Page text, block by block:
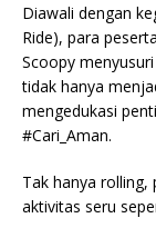
Diawali dengan
Ride), para
Scoopy
tidak hanya
mengedukasi
#Cari_Aman.
Tak hanya rolling,
aktivitas seru